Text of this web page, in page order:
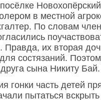
в местной
По словам
Правда, их вторая
состязаний.
сына Никиту Бай.
гонки часть детей
пытаться